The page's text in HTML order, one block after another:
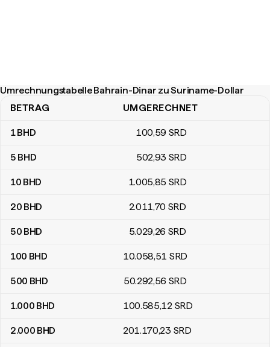
Umrechnungstabelle Bahrain-Dinar zu Suriname-Dollar
Umrechnungstabelle Bahrain-Dinar zu Suriname-Dollar
BETRAG UMGERECHNET
1BHD 100,59 SRD
5 BHD 502,93 SRD
10 BHD 1.005,85 SRD
20 BHD 2.011,70 SRD
50 BHD 5.029,26 SRD
100 BHD 10.058,51 SRD
500 BHD 50.292,56 SRD
1.000 BHD 100.585,12 SRD
2.000 BHD 201.170,23 SRD